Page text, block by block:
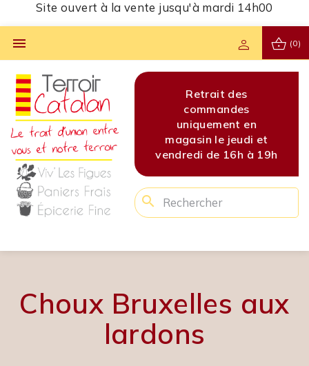
Site ouvert à la vente jusqu'à mardi 14h00
 shopping_basket (0)
person
et
19h
Site ouvert à la vente
jusqu'à mardi 14h00
Retrait des
commandes
uniquement en
magasin le jeudi et
vendredi de 16h à 19h
search
Choux Bruxelles aux
lardons